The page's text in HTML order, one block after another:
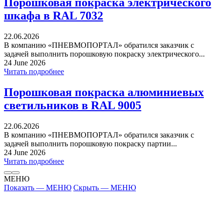
шкафа в RAL 7032
22.06.2026
В компанию «ПНЕВМОПОРТАЛ» обратился заказчик с
задачей выполнить порошковую покраску электрического...
24 June 2026
Читать подробнее
Порошковая покраска алюминиевых
светильников в RAL 9005
22.06.2026
В компанию «ПНЕВМОПОРТАЛ» обратился заказчик с
задачей выполнить порошковую покраску партии...
24 June 2026
Читать подробнее
МЕНЮ
Показать — МЕНЮ Скрыть — МЕНЮ